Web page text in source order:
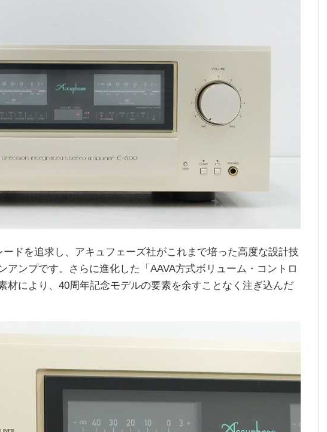
ドを追求し、アキュフェーズ社がこれまで培った高度な設計技
アンプです。さらに進化した「AAVA方式ボリューム・コントロ
材により、40周年記念モデルの要素を余すことなく注ぎ込んだ